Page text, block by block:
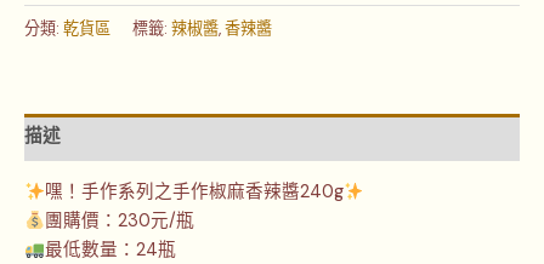
分類: 乾貨區 標籤: 辣椒醬,香辣醬
描述
嘿！手作系列之手作椒麻香辣醬240g
團購價：230元/瓶
最低數量：24瓶